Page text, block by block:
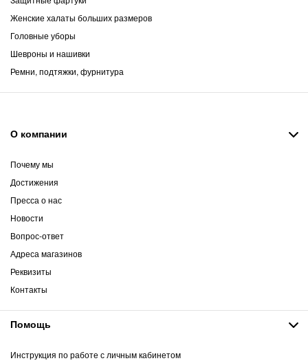
Женские халаты больших размеров
Головные уборы
Шевроны и нашивки
Ремни, подтяжки, фурнитура
О компании
Почему мы
Достижения
Пресса о нас
Новости
Вопрос-ответ
Адреса магазинов
Реквизиты
Контакты
Помощь
Инструкция по работе с личным кабинетом